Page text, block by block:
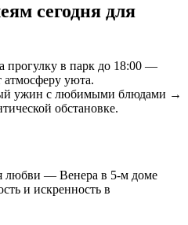
сегодня для
прогулку в парк до 18:00 —
атмосферу уюта.
ужин с любимыми блюдами →
обстановке.
любви — Венера в 5-м доме
и искренность в